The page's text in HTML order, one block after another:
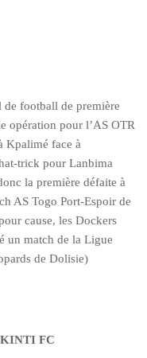
football de première
opération pour l’AS OTR
Kpalimé face à
trick pour Lanbima
la première défaite à
AS Togo Port-Espoir de
cause, les Dockers
un match de la Ligue
de Dolisie)
FC